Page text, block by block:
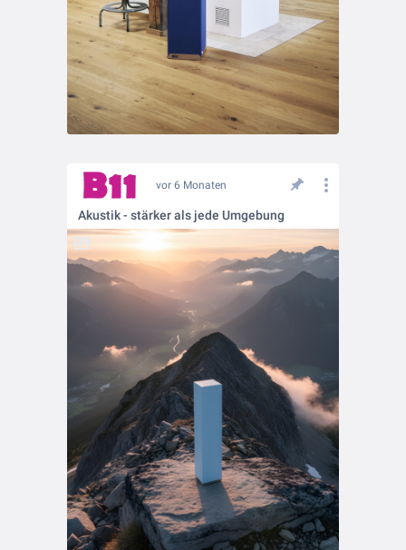
vor 6 Monaten
Akustik - stärker als jede Umgebung